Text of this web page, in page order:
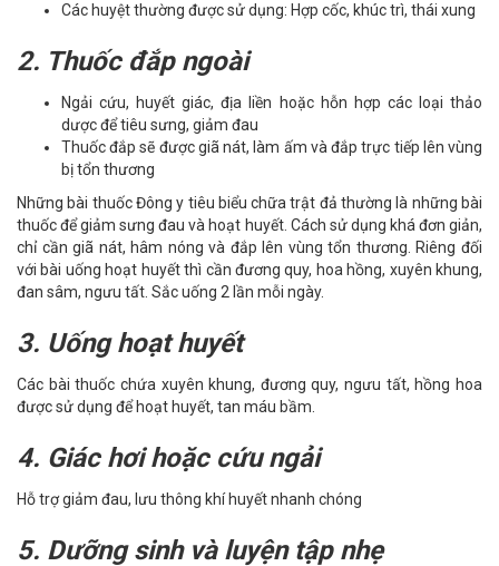
Các huyệt thường được sử dụng: Hợp cốc, khúc trì, thái xung
2. Thuốc đắp ngoài
Ngải cứu, huyết giác, địa liền hoặc hỗn hợp các loại thảo
dược để tiêu sưng, giảm đau
Thuốc đắp sẽ được giã nát, làm ấm và đắp trực tiếp lên vùng
bị tổn thương
Những bài thuốc Đông y tiêu biểu chữa trật đả thường là những bài
thuốc để giảm sưng đau và hoạt huyết. Cách sử dụng khá đơn giản,
chỉ cần giã nát, hâm nóng và đắp lên vùng tổn thương. Riêng đối
với bài uống hoạt huyết thì cần đương quy, hoa hồng, xuyên khung,
đan sâm, ngưu tất. Sắc uống 2 lần mỗi ngày.
3. Uống hoạt huyết
Các bài thuốc chứa xuyên khung, đương quy, ngưu tất, hồng hoa
được sử dụng để hoạt huyết, tan máu bầm.
4. Giác hơi hoặc cứu ngải
Hỗ trợ giảm đau, lưu thông khí huyết nhanh chóng
5. Dưỡng sinh và luyện tập nhẹ